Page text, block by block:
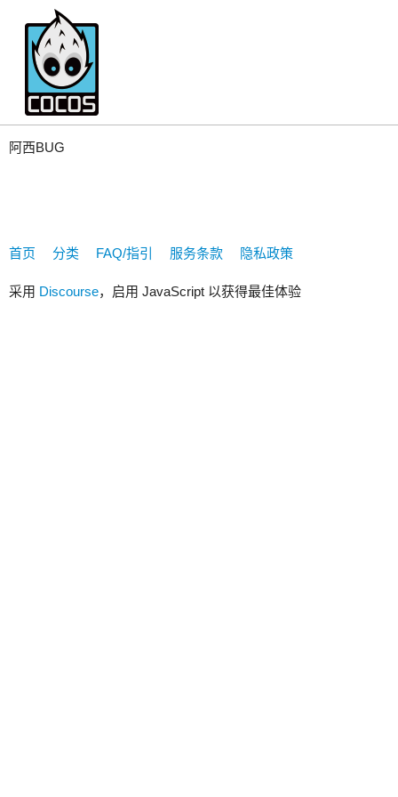
1112416
阿西BUG
首页 分类 FAQ/指引 服务条款 隐私政策
采用 Discourse，启用 JavaScript 以获得最佳体验